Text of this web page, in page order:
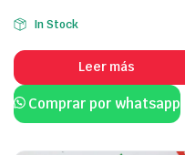
In Stock
Leer más
Comprar por whatsapp